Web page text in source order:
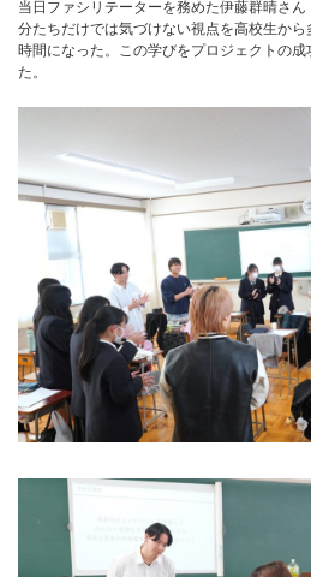
当日ファシリテーターを務めた伊藤群晴さ
分たちだけでは気づけない視点を高校生か
時間になった。この学びをプロジェクトの
た。